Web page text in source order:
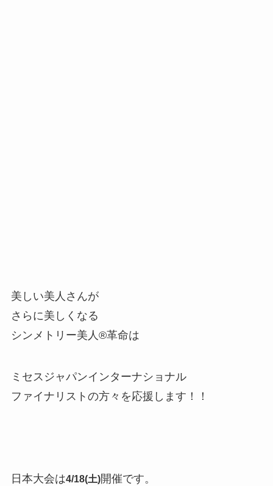
美しい美人さんが
さらに美しくなる
シンメトリー美人 ®革命は
ミセスジャパンインターナショナル
ファイナリストの方々を応援します！！
日本大会は4/18(土)開催です。